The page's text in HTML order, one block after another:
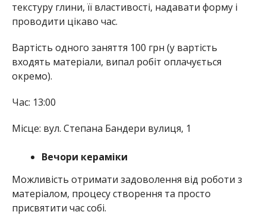
текстуру глини, її властивості, надавати форму і
проводити цікаво час.
Вартість одного заняття 100 грн (у вартість
входять матеріали, випал робіт оплачується
окремо).
Час: 13:00
Місце: вул. Степана Бандери вулиця, 1
Вечори кераміки
Можливість отримати задоволення від роботи з
матеріалом, процесу створення та просто
присвятити час собі.